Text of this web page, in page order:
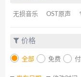
无损音乐 OST原声
价格
全部 免费